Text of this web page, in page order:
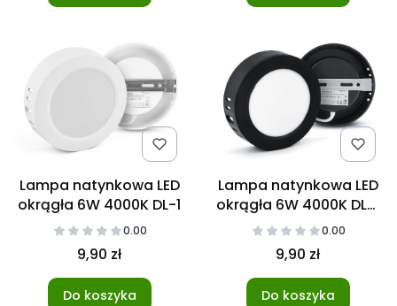
Lampa natynkowa LED
okrągła 6W 4000K DL-1
0.00
9,90 zł
Do koszyka
Lampa natynkowa LED
okrągła 6W 4000K DL-1
czarna0.00
9,90 zł
Do koszyka